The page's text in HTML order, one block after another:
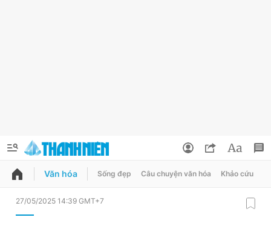
QUẢNG CÁO
Văn hóa Sống đẹp Câu chuyện văn hóa Khảo cứu
27/05/2025 14:39 GMT+7